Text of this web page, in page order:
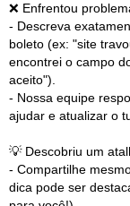
❌ Enfrentou
- Descreva
boleto (ex: "site
encontrei o campo
aceito").
- Nossa equipe
ajudar e atualizar o
💡 Descobriu um
- Compartilhe
dica pode ser